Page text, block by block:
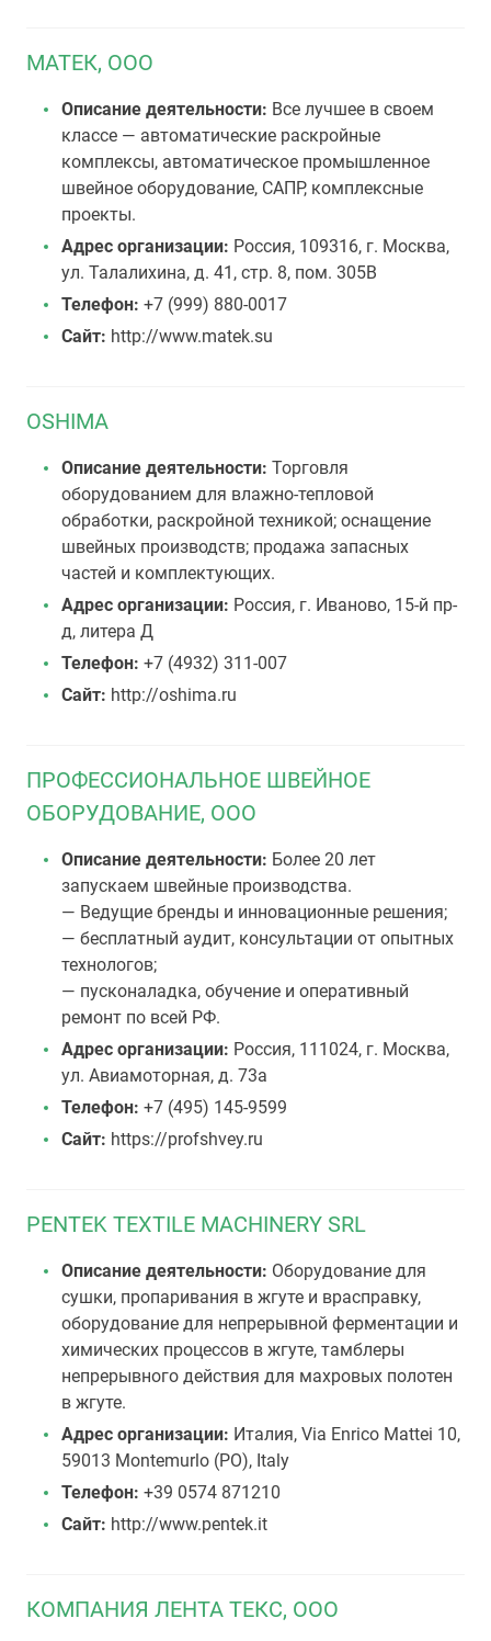
МАТЕК, ООО
Описание деятельности: Все лучшее в своем
классе — автоматические раскройные
комплексы, автоматическое промышленное
швейное оборудование, САПР, комплексные
проекты.
Адрес организации: Россия, 109316, г. Москва,
ул. Талалихина, д. 41, стр. 8, пом. 305В
Телефон: +7 (999) 880-0017
Сайт: http://www.matek.su
OSHIMA
Описание деятельности: Торговля
оборудованием для влажно-тепловой
обработки, раскройной техникой; оснащение
швейных производств; продажа запасных
частей и комплектующих.
Адрес организации: Россия, г. Иваново, 15-й пр-
д, литера Д
Телефон: +7 (4932) 311-007
Сайт: http://oshima.ru
ПРОФЕССИОНАЛЬНОЕ ШВЕЙНОЕ
ОБОРУДОВАНИЕ, ООО
Описание деятельности: Более 20 лет
запускаем швейные производства.
— Ведущие бренды и инновационные решения;
— бесплатный аудит, консультации от опытных
технологов;
— пусконаладка, обучение и оперативный
ремонт по всей РФ.
Адрес организации: Россия, 111024, г. Москва,
ул. Авиамоторная, д. 73а
Телефон: +7 (495) 145-9599
Сайт: https://profshvey.ru
PENTEK TEXTILE MACHINERY SRL
Описание деятельности: Оборудование для
сушки, пропаривания в жгуте и врасправку,
оборудование для непрерывной ферментации и
химических процессов в жгуте, тамблеры
непрерывного действия для махровых полотен
в жгуте.
Адрес организации: Италия, Via Enrico Mattei 10,
59013 Montemurlo (PO), Italy
Телефон: +39 0574 871210
Сайт: http://www.pentek.it
КОМПАНИЯ ЛЕНТА ТЕКС, ООО